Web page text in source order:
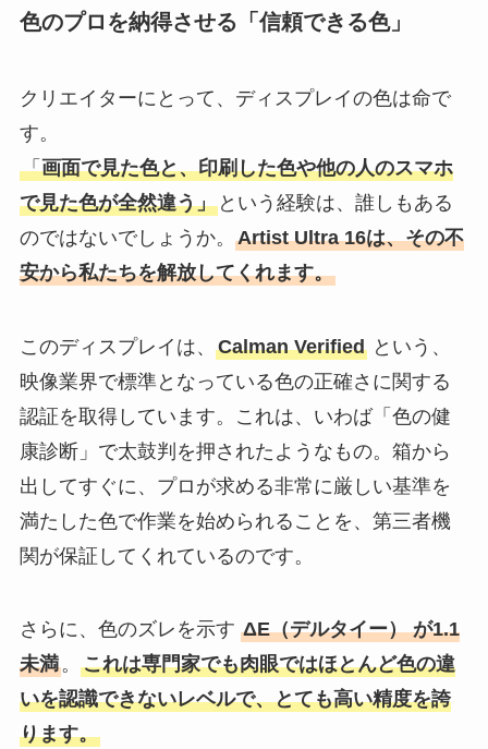
色のプロを納得させる「信頼できる色」
クリエイターにとって、ディスプレイの色は命で
す。
「画面で見た色と、印刷した色や他の人のスマホ
で見た色が全然違う」という経験は、誰しもある
のではないでしょうか。 Artist Ultra 16は、その不
安から私たちを解放してくれます。
このディスプレイは、 Calman Verifiedという、
映像業界で標準となっている色の正確さに関する
認証を取得しています。これは、いわば「色の健
康診断」で太鼓判を押されたようなもの。箱から
出してすぐに、プロが求める非常に厳しい基準を
満たした色で作業を始められることを、第三者機
関が保証してくれているのです。
さらに、色のズレを示す ΔE（デルタイー） が1.1
未満。 これは専門家でも肉眼ではほとんど色の違
いを認識できないレベルで、とても高い精度を誇
ります。